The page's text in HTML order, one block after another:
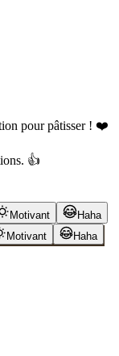
pour pâtisser ! ❤️
👍
Motivant
Haha
Motivant
Haha